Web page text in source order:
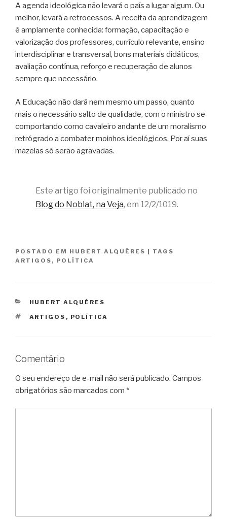
A agenda ideológica não levará o país a lugar algum. Ou
melhor, levará a retrocessos. A receita da aprendizagem
é amplamente conhecida: formação, capacitação e
valorização dos professores, currículo relevante, ensino
interdisciplinar e transversal, bons materiais didáticos,
avaliação contínua, reforço e recuperação de alunos
sempre que necessário.
A Educação não dará nem mesmo um passo, quanto
mais o necessário salto de qualidade, com o ministro se
comportando como cavaleiro andante de um moralismo
retrógrado a combater moinhos ideológicos. Por aí suas
mazelas só serão agravadas.
Este artigo foi originalmente publicado no
Blog do Noblat, na Veja, em 12/2/1019.
POSTADO EM HUBERT ALQUÉRES
TAGS
ARTIGOS , POLÍTICA
CATEGORIAS
HUBERT ALQUÉRES
TAGS
ARTIGOS , POLÍTICA
Comentário
O seu endereço de e-mail não será publicado. Campos
obrigatórios são marcados com *